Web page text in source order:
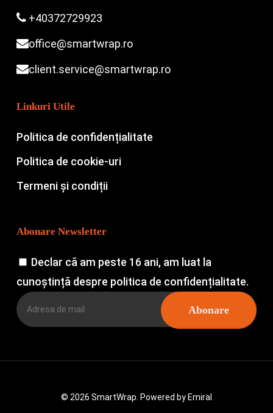
+40372729923
office@smartwrap.ro
client.service@smartwrap.ro
Linkuri Utile
Politica de confidențialitate
Politica de cookie-uri
Termeni și condiții
Abonare Newsletter
Declar că am peste 16 ani, am luat la
cunoștință despre politica de confidențialitate.
© 2026 SmartWrap. Powered by Emiral